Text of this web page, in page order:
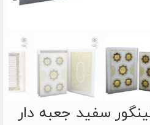
سفید جعبه دار